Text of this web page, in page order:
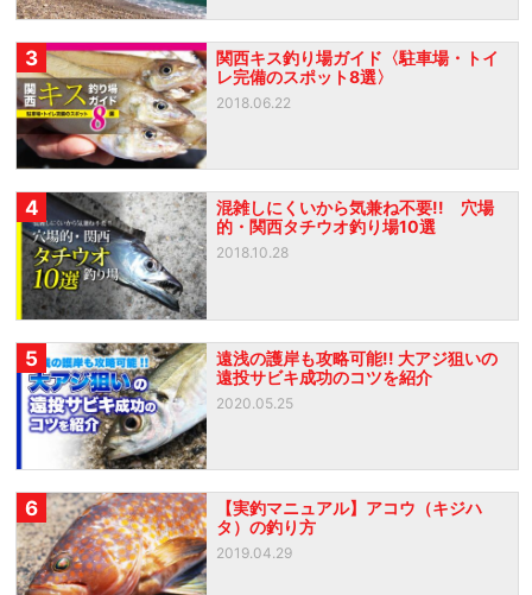
3
関西キス釣り場ガイド〈駐車場・トイ
レ完備のスポット8選〉
2018.06.22
4
混雑しにくいから気兼ね不要!! 穴場
的・関西タチウオ釣り場10選
2018.10.28
5
遠浅の護岸も攻略可能!! 大アジ狙いの
遠投サビキ成功のコツを紹介
2020.05.25
6
【実釣マニュアル】アコウ（キジハ
タ）の釣り方
2019.04.29